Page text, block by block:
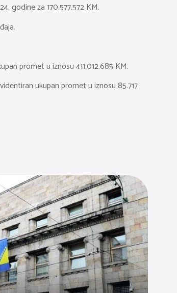
godine za 170.577.572 KM.
promet u iznosu 411.012.685 KM.
ukupan promet u iznosu 85.717